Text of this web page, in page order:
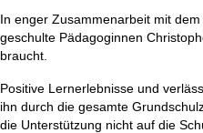
In enger Zusammenarbeit mit
geschulte Pädagoginnen
braucht.
Positive Lernerlebnisse und
ihn durch die gesamte
die Unterstützung nicht auf die